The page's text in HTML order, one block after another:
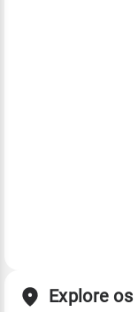
Explore